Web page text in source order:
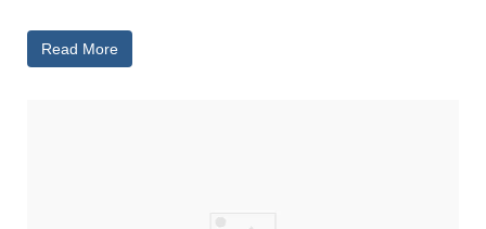
Read More